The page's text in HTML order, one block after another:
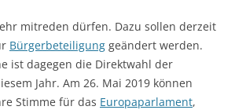
mitreden dürfen. Dazu sollen derzeit
Bürgerbeteiligung geändert werden.
ist dagegen die Direktwahl der
Jahr. Am 26. Mai 2019 können
Stimme für das Europaparlament,